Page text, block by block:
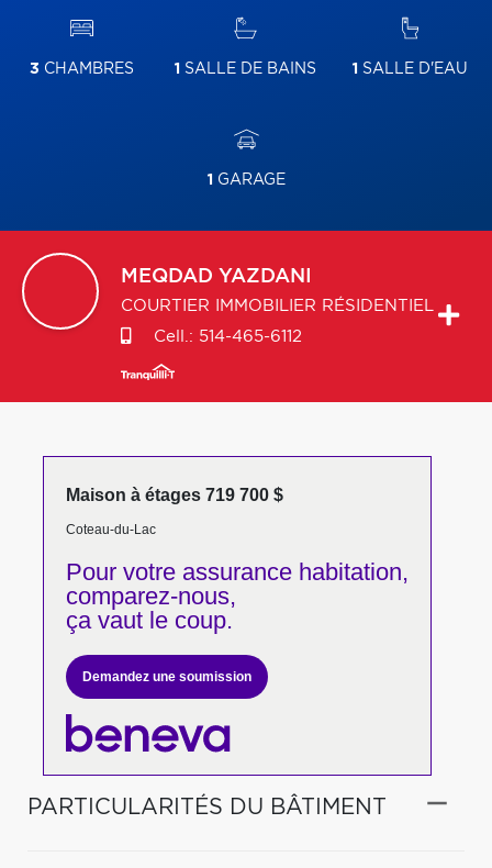
3 CHAMBRES 1 SALLE DE BAINS 1 SALLE D'EAU
1 GARAGE
MEQDAD YAZDANI
COURTIER IMMOBILIER RÉSIDENTIEL
Cell.: 514-465-6112
Maison à étages 719 700 $
Coteau-du-Lac
Pour votreassurance habitation,
comparez-nous,
ça vaut le coup.
Demandez une soumission
PARTICULARITÉS DU BÂTIMENT